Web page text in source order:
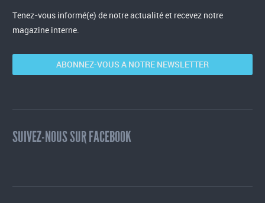
Tenez-vous informé(e) de notre actualité et recevez notre
magazine interne.
ABONNEZ-VOUS A NOTRE NEWSLETTER
SUIVEZ-NOUS SUR FACEBOOK